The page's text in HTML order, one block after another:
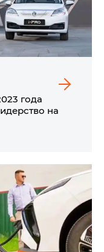
года
на